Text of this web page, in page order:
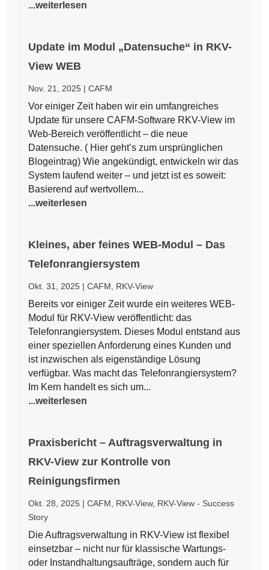
...weiterlesen
Update im Modul „Datensuche“ in RKV-
View WEB
Nov. 21, 2025 |CAFM
Vor einiger Zeit haben wir ein umfangreiches
Update für unsere CAFM-Software RKV-View im
Web-Bereich veröffentlicht – die neue
Datensuche. ( Hier geht’s zum ursprünglichen
Blogeintrag) Wie angekündigt, entwickeln wir das
System laufend weiter – und jetzt ist es soweit:
Basierend auf wertvollem...
...weiterlesen
Kleines, aber feines WEB-Modul – Das
Telefonrangiersystem
Okt. 31, 2025 |CAFM RKV-View
Bereits vor einiger Zeit wurde ein weiteres WEB-
Modul für RKV-View veröffentlicht: das
Telefonrangiersystem. Dieses Modul entstand aus
einer speziellen Anforderung eines Kunden und
ist inzwischen als eigenständige Lösung
verfügbar. Was macht das Telefonrangiersystem?
Im Kern handelt es sich um...
...weiterlesen
Praxisbericht – Auftragsverwaltung in
RKV-View zur Kontrolle von
Reinigungsfirmen
Okt. 28, 2025 |CAFM RKV-View, RKV-View - Success
Story
Die Auftragsverwaltung in RKV-View ist flexibel
einsetzbar – nicht nur für klassische Wartungs-
oder Instandhaltungsaufträge, sondern auch für